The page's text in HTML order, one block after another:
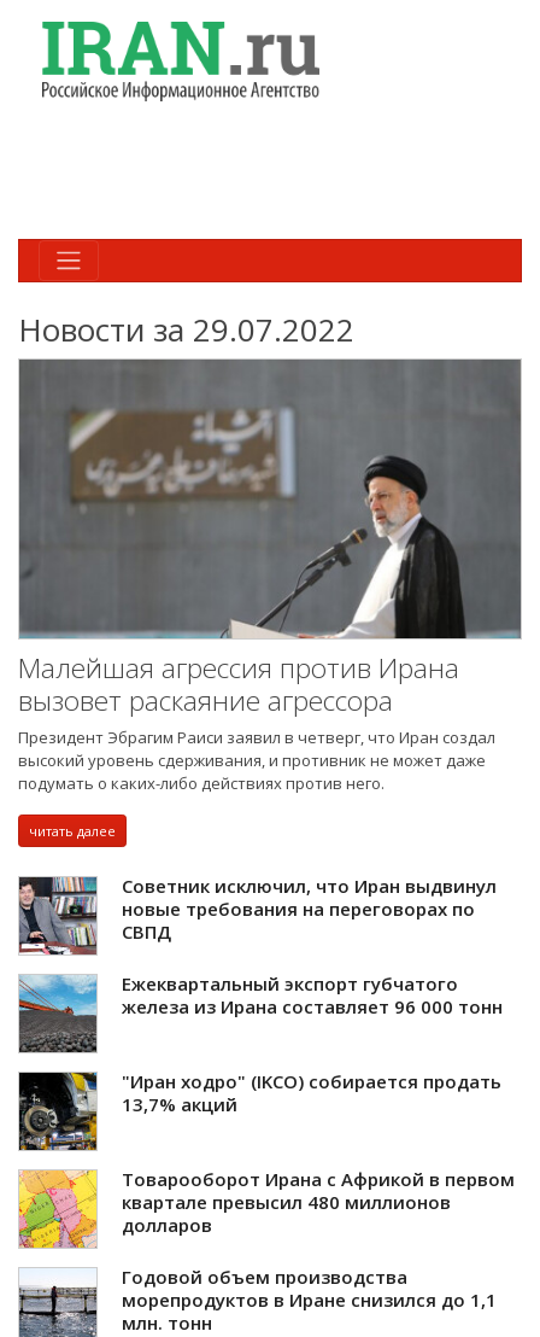
Новости за 29.07.2022
Малейшая агрессия против Ирана
вызовет раскаяние агрессора
Президент Эбрагим Раиси заявил в четверг, что Иран создал
высокий уровень сдерживания, и противник не может даже
подумать о каких-либо действиях против него.
читать далее
Советник исключил, что Иран выдвинул
новые требования на переговорах по
СВПД
Ежеквартальный экспорт губчатого
железа из Ирана составляет 96 000 тонн
"Иран ходро" (IKCO) собирается продать
13,7% акций
Товарооборот Ирана с Африкой в ​​первом
квартале превысил 480 миллионов
долларов
Годовой объем производства
морепродуктов в Иране снизился до 1,1
млн. тонн